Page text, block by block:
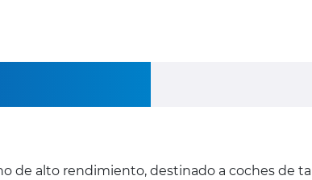
de alto rendimiento, destinado a coches de